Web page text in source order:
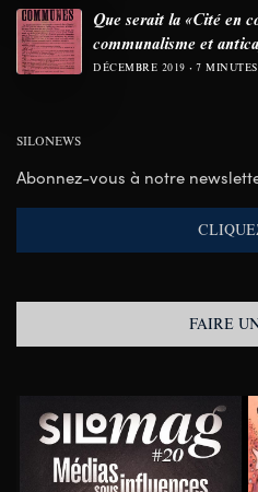
Que serait la «Cité en
communalisme et
DÉCEMBRE 2019 7 MINUTES
SILONEWS
Abonnez-vous à notre
FAIRE